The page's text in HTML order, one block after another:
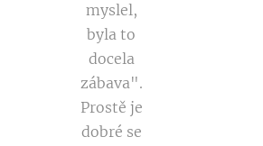
myslel,
byla to
docela
zábava".
Prostě je
dobré se